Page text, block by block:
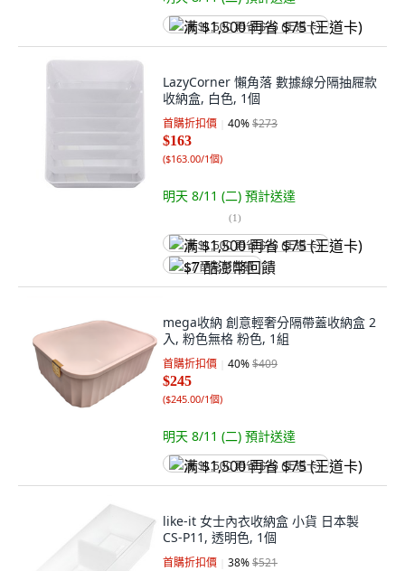
满 $1,500 再省 $75 (王道卡)
LazyCorner 懶角落 數據線分隔抽屜款
收納盒, 白色, 1個
首購折扣價 40%$273
$163
($163.00/1個)
明天 8/11 (二) 預計送達
(1)
满 $1,500 再省 $75 (王道卡)
$7 酷澎幣回饋
mega收納 創意輕奢分隔帶蓋收納盒 2
入, 粉色無格 粉色, 1組
首購折扣價 40%$409
$245
($245.00/1個)
明天 8/11 (二) 預計送達
满 $1,500 再省 $75 (王道卡)
like-it 女士內衣收納盒 小貨 日本製
CS-P11, 透明色, 1個
首購折扣價 38%$521